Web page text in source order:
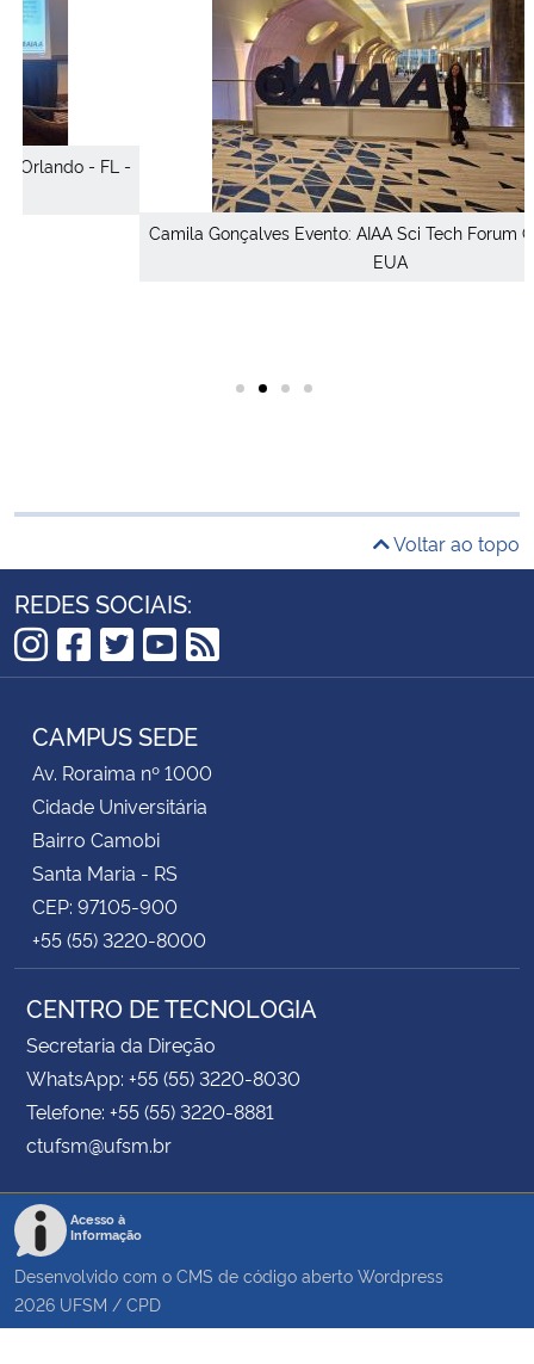
Camila Gonçalves Evento: AIAA Sci Tech Forum Orlando - FL -
Voltar ao topo
REDES SOCIAIS:
Instagram
Facebook
Twitter
YouTube
RSS
CAMPUS SEDE
Av. Roraima nº 1000
Cidade Universitária
Bairro Camobi
Santa Maria - RS
CEP: 97105-900
+55 (55) 3220-8000
CENTRO DE TECNOLOGIA
Secretaria da Direção
WhatsApp: +55 (55) 3220-8030
Telefone: +55 (55) 3220-8881
ctufsm@ufsm.br
Acesso à
Informação
Desenvolvido com o CMS de código aberto Wordpress
2026 UFSM / CPD